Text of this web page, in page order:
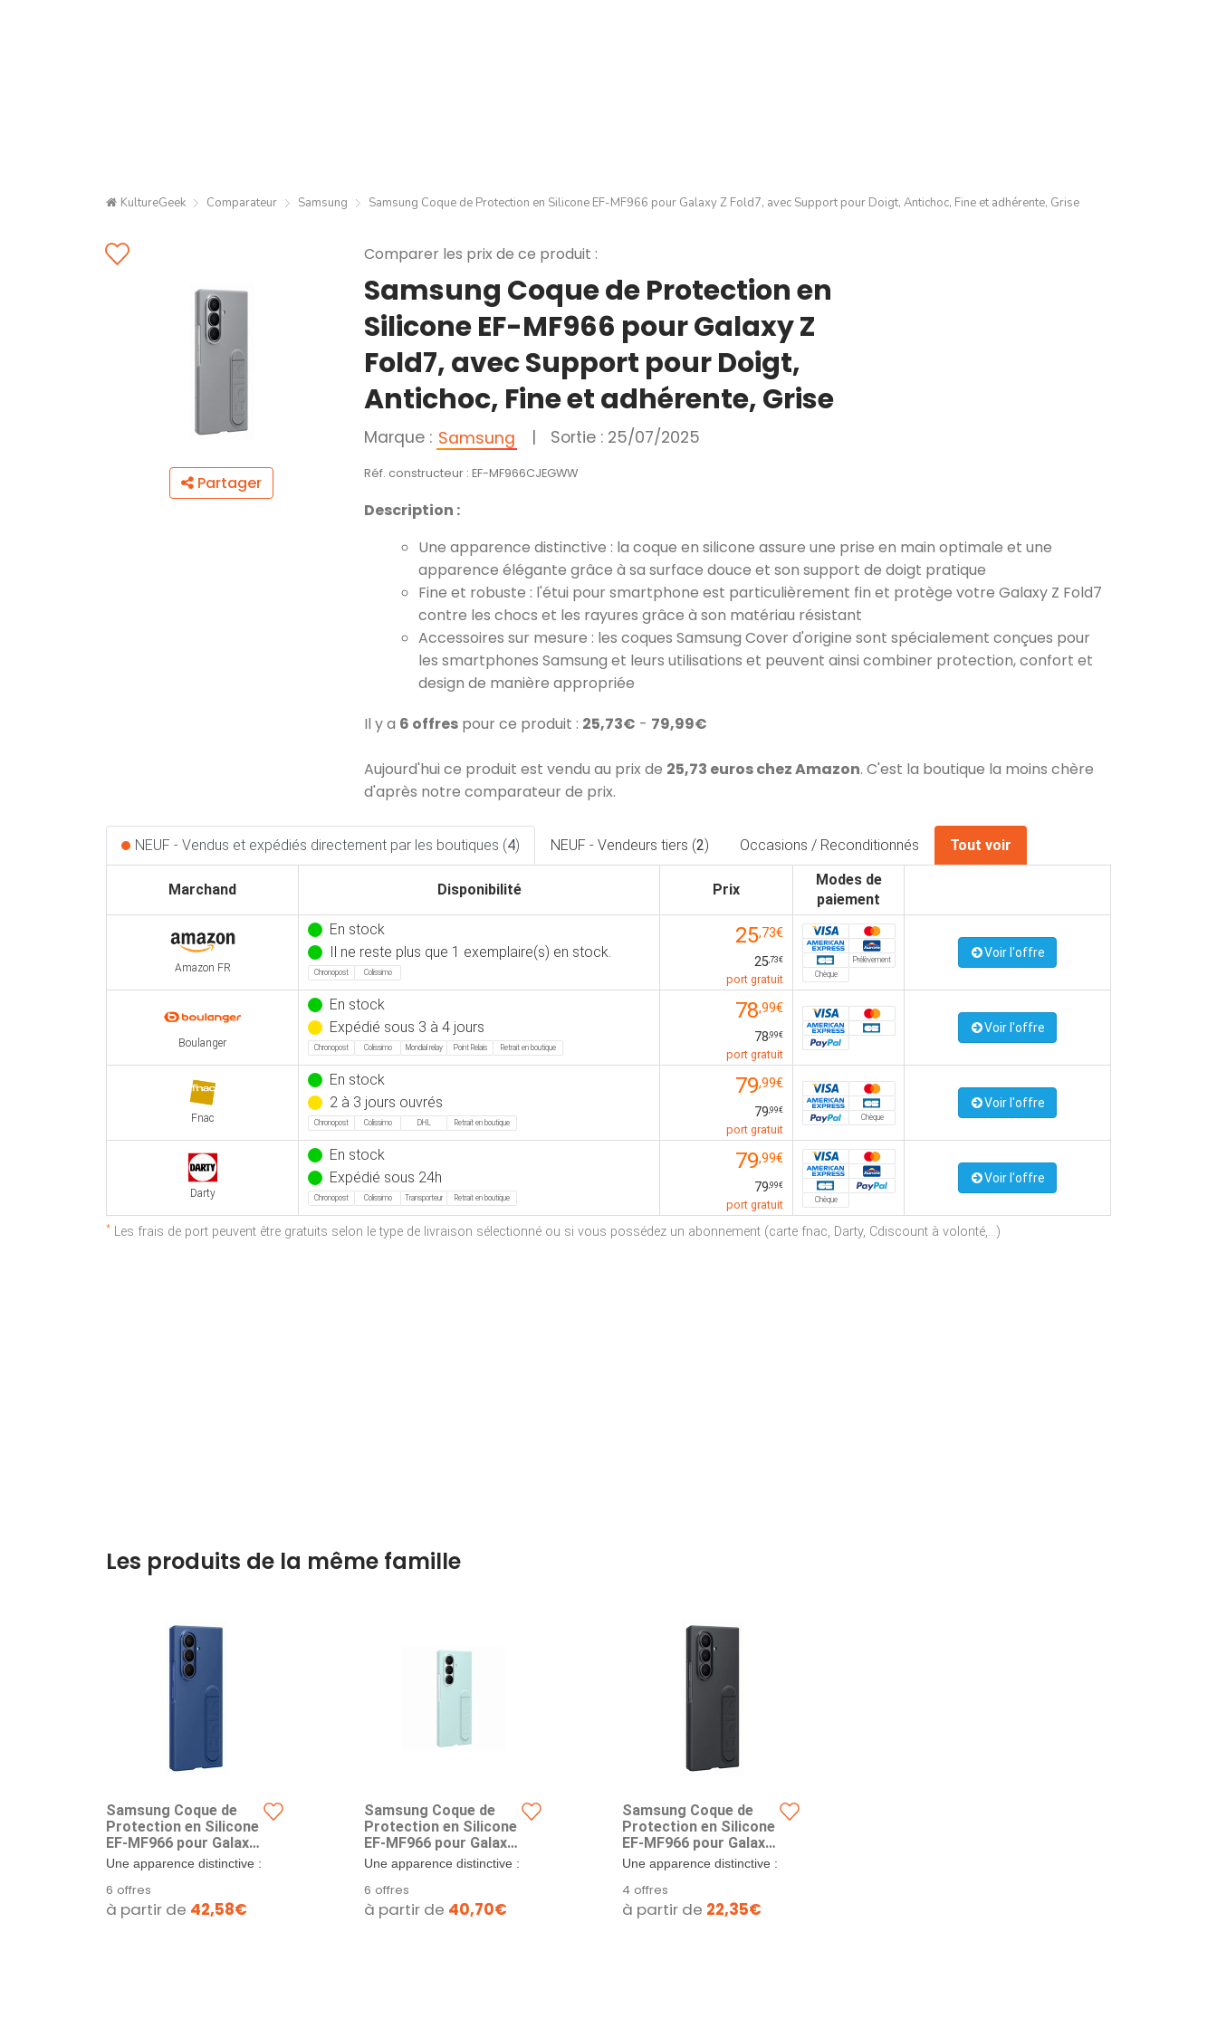
KultureGeek Comparateur Samsung Samsung Coque de Protection en Silicone EF-MF966 pour Galaxy Z Fold7, avec Support pour Doigt, Antichoc, Fine et adhérente, Grise
Partager
Comparer les prix de ce produit :
Samsung Coque de Protection en
Silicone EF-MF966 pour Galaxy Z
Fold7, avec Support pour Doigt,
Antichoc, Fine et adhérente, Grise
Marque : Samsung | Sortie : 25/07/2025
Réf. constructeur : EF-MF966CJEGWW
Description :
Une apparence distinctive : la coque en silicone assure une prise en main optimale et une
apparence élégante grâce à sa surface douce et son support de doigt pratique
Fine et robuste : l'étui pour smartphone est particulièrement fin et protège votre Galaxy Z Fold7
contre les chocs et les rayures grâce à son matériau résistant
Accessoires sur mesure : les coques Samsung Cover d'origine sont spécialement conçues pour
les smartphones Samsung et leurs utilisations et peuvent ainsi combiner protection, confort et
design de manière appropriée
Il y a 6 offres pour ce produit : 25,73€ - 79,99€
Aujourd'hui ce produit est vendu au prix de 25,73 euros chez Amazon. C'est la boutique la moins chère
d'après notre comparateur de prix.
NEUF - Vendus et expédiés directement par les boutiques (4) NEUF - Vendeurs tiers (2) Occasions / Reconditionnés Tout voir
Marchand Disponibilité Prix
Modes de
paiement
Amazon FR
En stock
Il ne reste plus que 1 exemplaire(s) en stock.
Chronopost Colissimo
25,73€
25,73€
port gratuit
Prélèvement
Chèque
Voir l'offre
Boulanger
En stock
Expédié sous 3 à 4 jours
Chronopost Colissimo Mondial relay Point Relais Retrait en boutique
78,99€
78,99€
port gratuit
Voir l'offre
Fnac
En stock
2 à 3 jours ouvrés
Chronopost Colissimo DHL Retrait en boutique
79,99€
79,99€
port gratuit
Chèque
Voir l'offre
Darty
En stock
Expédié sous 24h
Chronopost Colissimo Transporteur Retrait en boutique
79,99€
79,99€
port gratuit Chèque
Voir l'offre
* Les frais de port peuvent être gratuits selon le type de livraison sélectionné ou si vous possédez un abonnement (carte fnac, Darty, Cdiscount à volonté,...)
Les produits de la même famille
Samsung Coque de
Protection en Silicone
EF-MF966 pour Galaxy
Z Fold7, avec Support
pour Doigt, Antichoc,
Fine et adhérente,
Bleue
Une apparence distinctive :
une prise en...
6 offres
à partir de 42,58€
Samsung Coque de
Protection en Silicone
EF-MF966 pour Galaxy
Z Fold7, avec Support
pour Doigt, Antichoc,
Fine et adhérente,
Menthe
Une apparence distinctive :
une prise en...
6 offres
à partir de 40,70€
Samsung Coque de
Protection en Silicone
EF-MF966 pour Galaxy
Z Fold7, avec Support
pour Doigt, Antichoc,
Fine et adhérente,
Noire
Une apparence distinctive :
une prise en...
4 offres
à partir de 22,35€